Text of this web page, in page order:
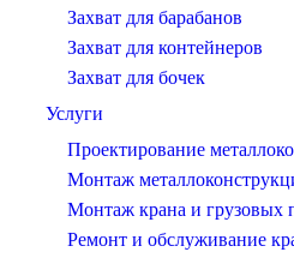
Захват для барабанов
Захват для контейнеров
Захват для бочек
Услуги
Проектирование
Монтаж
Монтаж крана и грузовых
Ремонт и обслуживание